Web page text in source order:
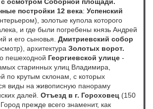
постройки 12 века: Успенский
золотые купола которого
и где были погребены князь Андрей
и его сыновья. Дмитриевский собор
архитектура Золотых ворот.
пешеходной Георгиевской улице -
старинных улиц Владимира,
по крутым склонам, с которых
виды на живописную панораму
далей. Отъезд в г. Гороховец (150
Город прежде всего знаменит, как